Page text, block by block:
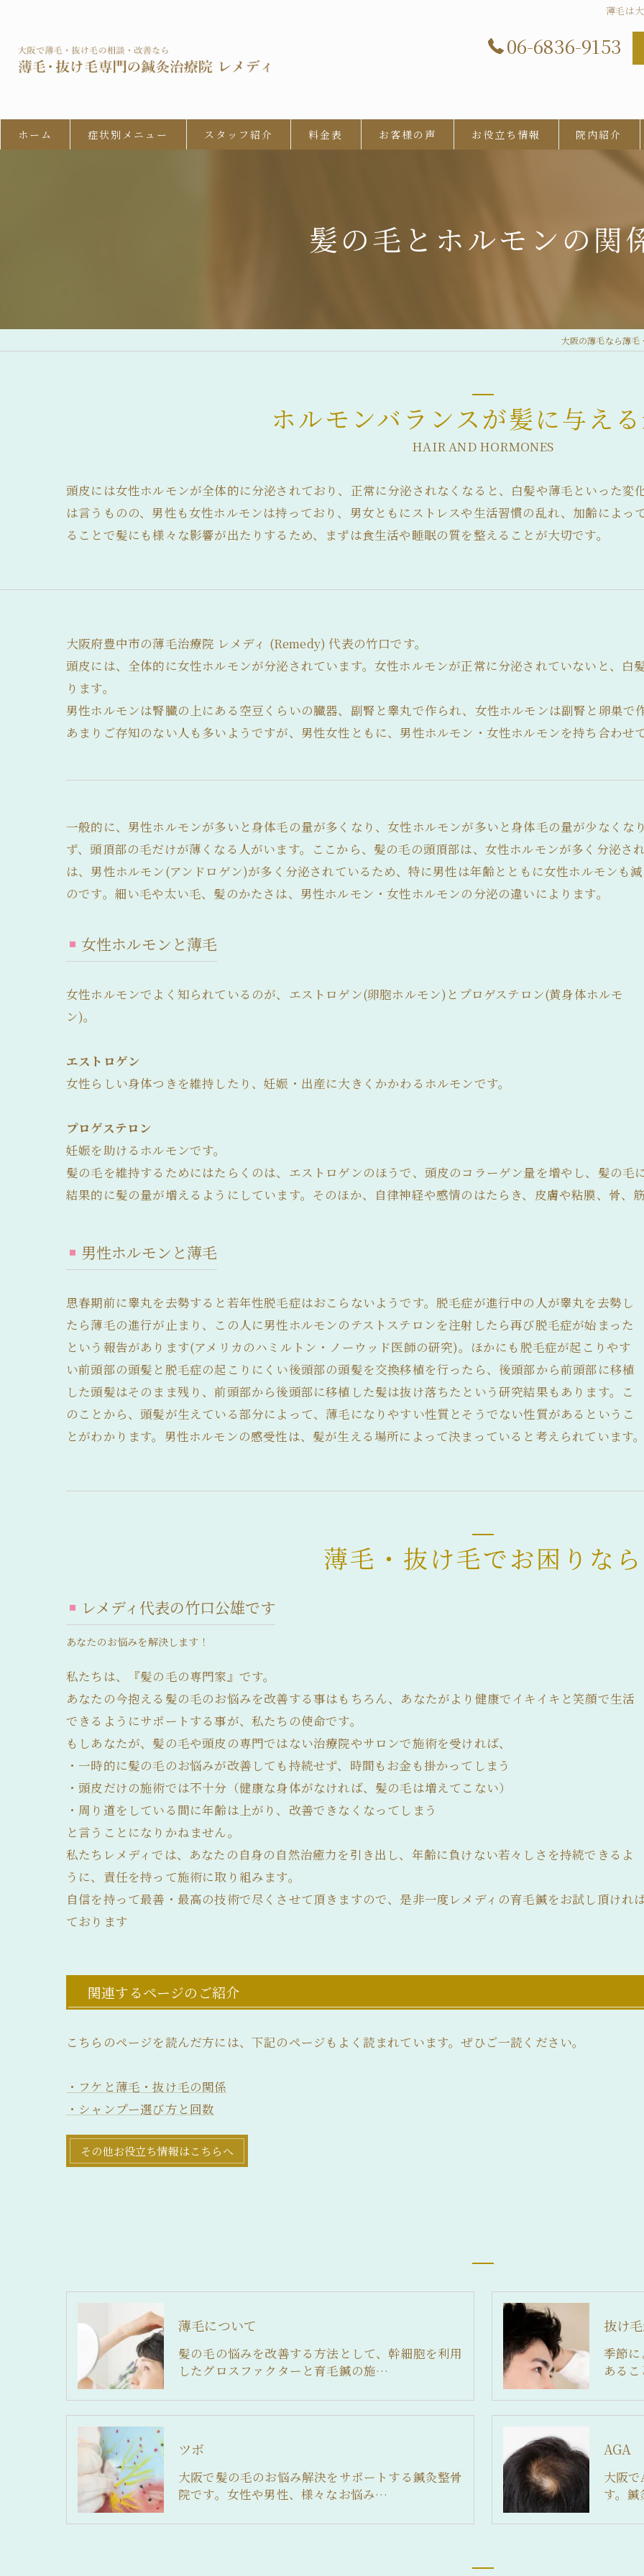
薄毛は
06-6836-9153
ホーム 症状別メニュー
産後脱毛症 (産後の抜け毛)
薄毛について
抜け毛について
髪の毛が細い
スタッフ紹介 料金表 お客様の声 お役立ち情報 院内紹介
髪の毛とホルモンの関
大阪の薄毛なら薄毛
ホルモンバランスが髪に与え
HAIR AND HORMONES
頭皮には女性ホルモンが全体的に分泌されており、正常に分泌されなくなると、白髪や薄毛といった変
は言うものの、男性も女性ホルモンは持っており、男女ともにストレスや生活習慣の乱れ、加齢によ
ることで髪にも様々な影響が出たりするため、まずは食生活や睡眠の質を整えることが大切です。
大阪府豊中市の薄毛治療院 レメディ (Remedy) 代表の竹口です。
頭皮には、全体的に女性ホルモンが分泌されています。女性ホルモンが正常に分泌されていないと、白
ります。
男性ホルモンは腎臓の上にある空豆くらいの臓器、副腎と睾丸で作られ、女性ホルモンは副腎と卵巣で
あまりご存知のない人も多いようですが、男性女性ともに、男性ホルモン・女性ホルモンを持ち合わせ
一般的に、男性ホルモンが多いと身体毛の量が多くなり、女性ホルモンが多いと身体毛の量が少なくな
ず、頭頂部の毛だけが薄くなる人がいます。ここから、髪の毛の頭頂部は、女性ホルモンが多く分泌さ
は、男性ホルモン(アンドロゲン)が多く分泌されているため、特に男性は年齢とともに女性ホルモンも
のです。細い毛や太い毛、髪のかたさは、男性ホルモン・女性ホルモンの分泌の違いによります。
女性ホルモンと薄毛
女性ホルモンでよく知られているのが、エストロゲン(卵胞ホルモン)とプロゲステロン(黄身体ホルモ
ン)。
エストロゲン
女性らしい身体つきを維持したり、妊娠・出産に大きくかかわるホルモンです。
プロゲステロン
妊娠を助けるホルモンです。
髪の毛を維持するためにはたらくのは、エストロゲンのほうで、頭皮のコラーゲン量を増やし、髪の
結果的に髪の量が増えるようにしています。そのほか、自律神経や感情のはたらき、皮膚や粘膜、骨、
男性ホルモンと薄毛
思春期前に睾丸を去勢すると若年性脱毛症はおこらないようです。脱毛症が進行中の人が睾丸を去勢し
たら薄毛の進行が止まり、この人に男性ホルモンのテストステロンを注射したら再び脱毛症が始まった
という報告があります(アメリカのハミルトン・ノーウッド医師の研究)。ほかにも脱毛症が起こりやす
い前頭部の頭髪と脱毛症の起こりにくい後頭部の頭髪を交換移植を行ったら、後頭部から前頭部に移植
した頭髪はそのまま残り、前頭部から後頭部に移植した髪は抜け落ちたという研究結果もあります。こ
のことから、頭髪が生えている部分によって、薄毛になりやすい性質とそうでない性質があるというこ
とがわかります。男性ホルモンの感受性は、髪が生える場所によって決まっていると考えられています
薄毛・抜け毛でお困りなら
レメディ代表の竹口公雄です
あなたのお悩みを解決します！​
私たちは、『髪の毛の専門家』です。
あなたの今抱える髪の毛のお悩みを改善する事はもちろん、あなたがより健康でイキイキと笑顔で生活
できるようにサポートする事が、私たちの使命です。
もしあなたが、髪の毛や頭皮の専門ではない治療院やサロンで施術を受ければ、
・一時的に髪の毛のお悩みが改善しても持続せず、時間もお金も掛かってしまう
・頭皮だけの施術では不十分（健康な身体がなければ、髪の毛は増えてこない）
・周り道をしている間に年齢は上がり、改善できなくなってしまう
と言うことになりかねません。
私たちレメディでは、あなたの自身の自然治癒力を引き出し、年齢に負けない若々しさを持続できるよ
うに、責任を持って施術に取り組みます。
自信を持って最善・最高の技術で尽くさせて頂きますので、是非一度レメディの育毛鍼をお試し頂けれ
ております
関連するページのご紹介
こちらのページを読んだ方には、下記のページもよく読まれています。ぜひご一読ください。
・フケと薄毛・抜け毛の関係
・シャンプー選び方と回数
その他お役立ち情報はこちらへ
薄毛について
髪の毛の悩みを改善する方法として、幹細胞を利用
したグロスファクターと育毛鍼の施…
抜け
季節
ある
ツボ
大阪で髪の毛のお悩み解決をサポートする鍼灸整骨
院です。女性や男性、様々なお悩み…
AGA
大阪
す。